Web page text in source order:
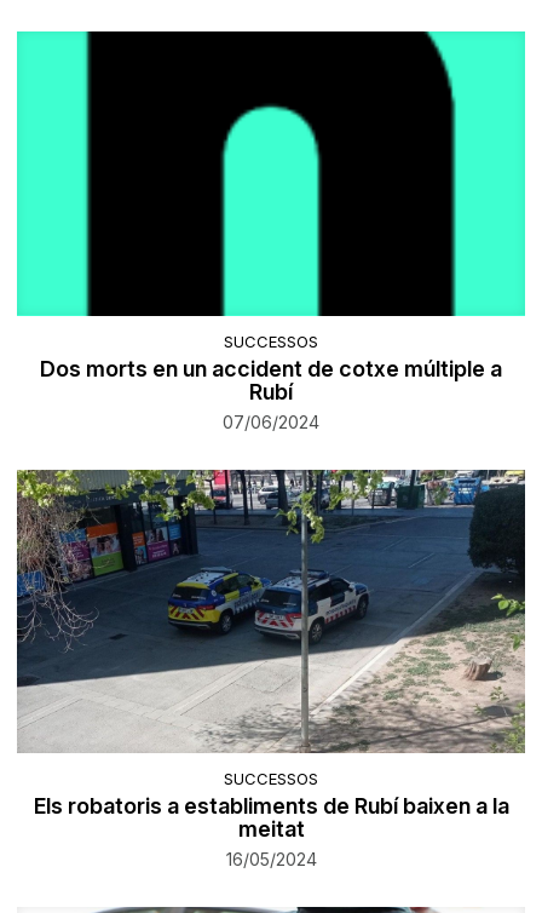
SUCCESSOS
Dos morts en un accident de cotxe múltiple a
Rubí
07/06/2024
SUCCESSOS
Els robatoris a establiments de Rubí baixen a la
meitat
16/05/2024